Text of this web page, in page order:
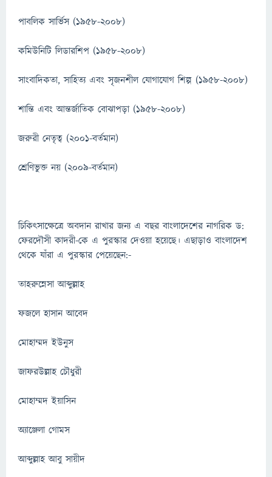
পাবলিক সার্ভিস (১৯৫৮-২০০৮)
কমিউনিটি লিডারশিপ (১৯৫৮-২০০৮)
সাংবাদিকতা, সাহিত্য এবং সৃজনশীল যোগাযোগ শিল্প (১৯৫৮-২০০৮)
শান্তি এবং আন্তর্জাতিক বোঝাপড়া (১৯৫৮-২০০৮)
জরুরী নেতৃত্ব (২০০১-বর্তমান)
শ্রেণিভুক্ত নয় (২০০৯-বর্তমান)
চিকিৎসাক্ষেত্রে অবদান রাখার জন্য এ বছর বাংলাদেশের নাগরিক ড:
ফেরদৌসী কাদরী-কে এ পুরস্কার দেওয়া হয়েছে। এছাড়াও বাংলাদেশ
থেকে যাঁরা এ পুরস্কার পেয়েছেন:-
তাহরুন্নেসা আব্দুল্লাহ
ফজলে হাসান আবেদ
মোহাম্মদ ইউনুস
জাফরউল্লাহ চৌধুরী
মোহাম্মদ ইয়াসিন
অ্যাঞ্জেলা গোমস
আব্দুল্লাহ আবু সায়ীদ